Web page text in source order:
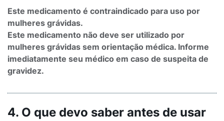
Este medicamento é contraindicado para uso por
mulheres grávidas.
Este medicamento não deve ser utilizado por
mulheres grávidas sem orientação médica. Informe
imediatamente seu médico em caso de suspeita de
gravidez.
4. O que devo saber antes de usar